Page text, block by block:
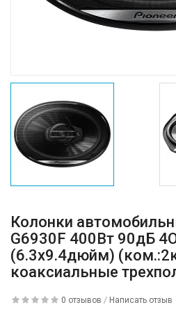
Колонки
G6930F 400Вт 90дБ
(6.3x9.4дюйм)
коаксиальные
0 отзывов / Написать отзыв